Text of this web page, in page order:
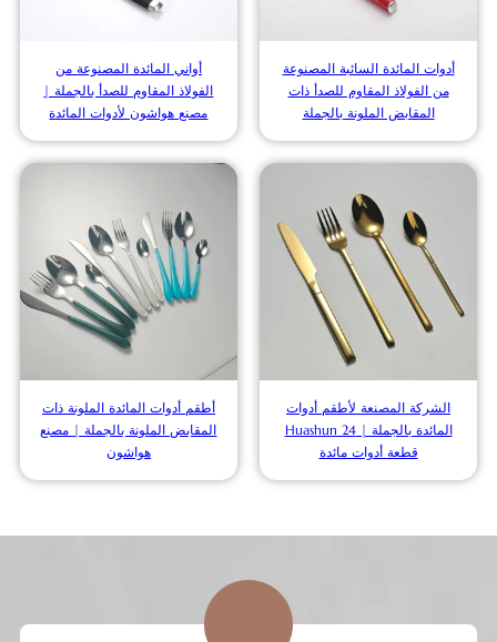
أدوات المائدة السائبة المصنوعة
من الفولاذ المقاوم للصدأ ذات
المقابض الملونة بالجملة
أواني المائدة المصنوعة من
الفولاذ المقاوم للصدأ بالجملة |
مصنع هواشون لأدوات المائدة
الشركة المصنعة لأطقم أدوات
المائدة بالجملة | Huashun 24
قطعة أدوات مائدة
أطقم أدوات المائدة الملونة ذات
المقابض الملونة بالجملة | مصنع
هواشون